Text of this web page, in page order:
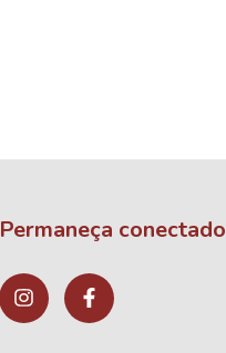
Permaneça conectado